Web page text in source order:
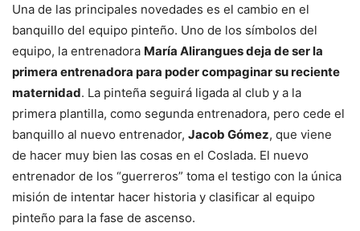
Una de las principales novedades es el cambio en el
banquillo del equipo pinteño. Uno de los símbolos del
equipo, la entrenadora María Alirangues deja de ser la
primera entrenadora para poder compaginar su reciente
maternidad. La pinteña seguirá ligada al club y a la
primera plantilla, como segunda entrenadora, pero cede el
banquillo al nuevo entrenador, Jacob Gómez, que viene
de hacer muy bien las cosas en el Coslada. El nuevo
entrenador de los “guerreros” toma el testigo con la única
misión de intentar hacer historia y clasificar al equipo
pinteño para la fase de ascenso.